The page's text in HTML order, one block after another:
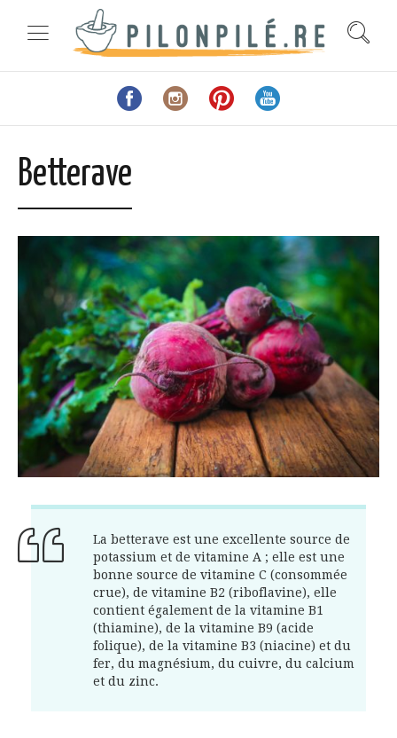
Betterave
La betterave est une excellente source de
potassium et de vitamine A ; elle est une
bonne source de vitamine C (consommée
crue), de vitamine B2 (riboflavine), elle
contient également de la vitamine B1
(thiamine), de la vitamine B9 (acide
folique), de la vitamine B3 (niacine) et du
fer, du magnésium, du cuivre, du calcium
et du zinc.